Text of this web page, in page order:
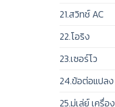
21.สวิทช์ AC
22.โอริง
23.เซอร์โว
24.ข้อต่อแปลง
25.มู่เล่ย์ เครื่อง